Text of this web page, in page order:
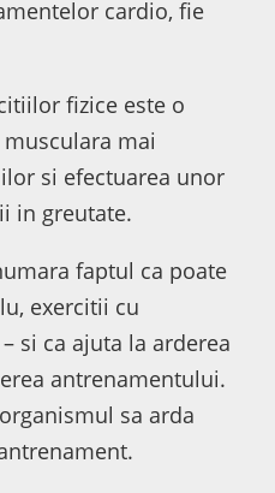
cardio, fie
fizice este o
mai
si efectuarea unor
in greutate.
faptul ca poate
exercitii cu
– si ca ajuta la arderea
antrenamentului.
sa arda